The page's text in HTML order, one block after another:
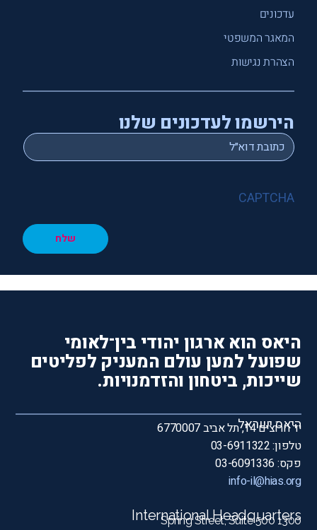
עדכונים
המאגר המשפטי
הצהרת נגישות
הירשמו לעדכונים שלנו
Email
*
CAPTCHA
שלח
היאס הוא ארגון יהודי בין־לאומי
שפועל למען עולם המעניק לפליטים
שייכות, ביטחון והזדמנויות.
היאס ישראל
יד חרוצים 14, תל אביב 6770007
טלפון: 03-6911322
פקס: 03-6091336
info-il@hias.org
International Headquarters
1300 Spring Street, Suite 500